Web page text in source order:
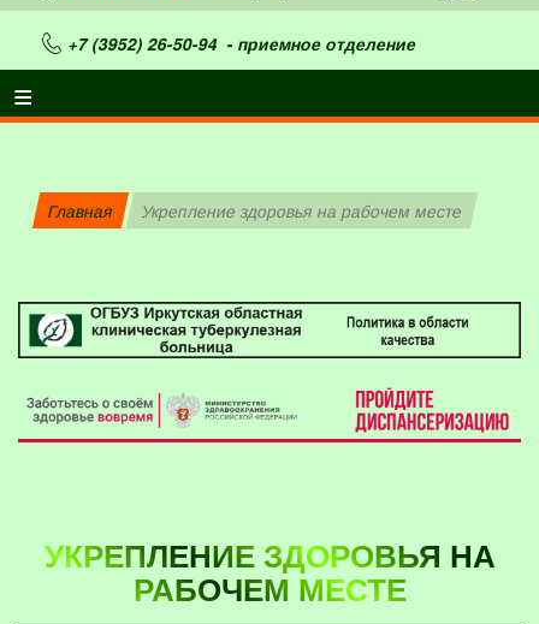
+7 (3952) 26-50-94- приемное отделение
Главная Укрепление здоровья на рабочем месте
УКРЕПЛЕНИЕ ЗДОРОВЬЯ НА
РАБОЧЕМ МЕСТЕ